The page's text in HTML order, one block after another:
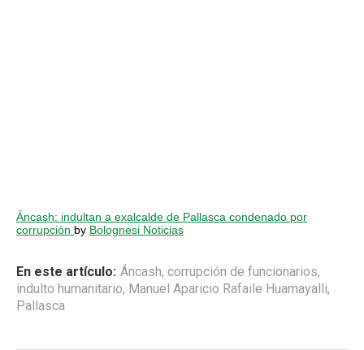
Áncash: indultan a exalcalde de Pallasca condenado por
corrupción by Bolognesi Noticias
En este artículo: Áncash, corrupción de funcionarios,
indulto humanitario, Manuel Aparicio Rafaile Huamayalli,
Pallasca